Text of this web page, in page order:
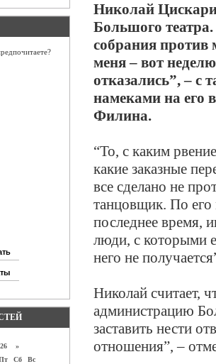
»
Сб
Вс
Николай
Большого
собрания против
меня – вот
отказались”, – с
намеками на его
Филина.
“То, с каким
какие заказные
все сделано не
танцовщик. По
последнее время,
люди, с которыми
него не
Николай считает,
администрацию
заставить нести
отношения”, –